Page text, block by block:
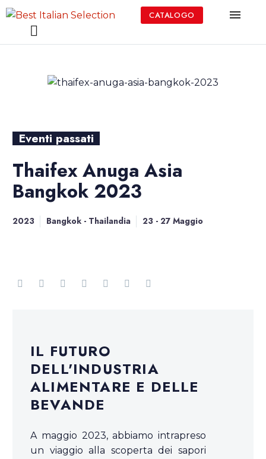
CATALOGO
Eventi passati
Thaifex Anuga Asia
Bangkok 2023
2023 Bangkok - Thailandia 23 - 27 Maggio
IL FUTURO
DELL'INDUSTRIA
ALIMENTARE E DELLE
BEVANDE
A maggio 2023, abbiamo intrapreso
un viaggio alla scoperta dei sapori